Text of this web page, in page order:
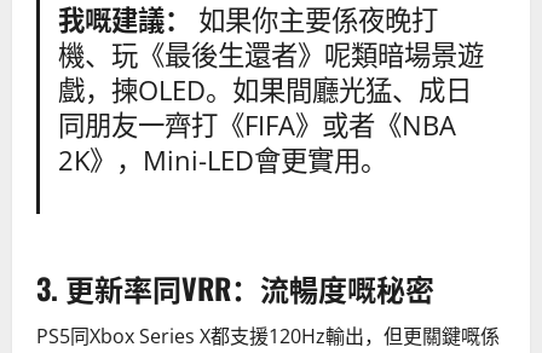
我嘅建議：
如果你主要係夜晚打
機、玩《最後生還者》呢類暗場景遊
戲，揀OLED。如果間廳光猛、成日
同朋友一齊打《FIFA》或者《NBA
2K》，Mini-LED會更實用。
3. 更新率同VRR：流暢度嘅秘密
PS5同Xbox Series X都支援120Hz輸出，但更關鍵嘅係